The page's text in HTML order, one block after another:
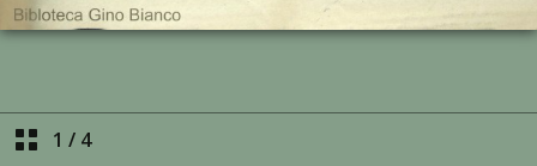
1 / 4